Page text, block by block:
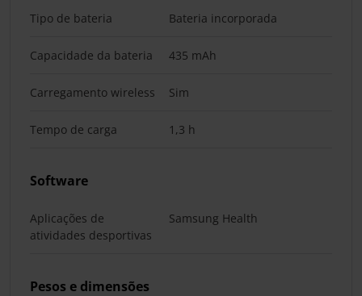
Tipo de bateria Bateria incorporada
Capacidade da bateria 435 mAh
Carregamento wireless Sim
Tempo de carga 1,3 h
Software
Aplicações de
atividades desportivas
Samsung Health
Pesos e dimensões